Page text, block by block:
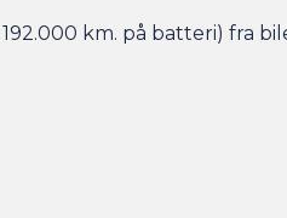
km. på batteri) fra